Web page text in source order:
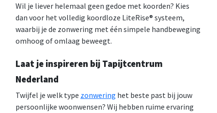
Wil je liever helemaal geen gedoe met koorden? Kies
dan voor het volledig koordloze LiteRise® systeem,
waarbij je de zonwering met één simpele handbeweging
omhoog of omlaag beweegt.
Laat je inspireren bij Tapijtcentrum
Nederland
Twijfel je welk type zonwering het beste past bij jouw
persoonlijke woonwensen? Wij hebben ruime ervaring